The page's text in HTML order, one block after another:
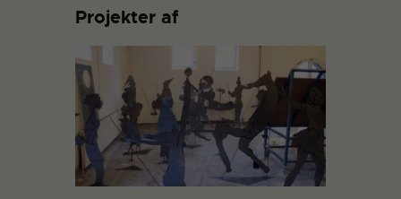
Projekter af